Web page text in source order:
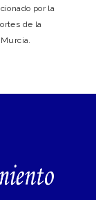
por la
de la